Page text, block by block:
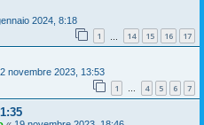
2024, 8:18
1 14 15 16 17
novembre 2023, 13:53
1 … 4 5 6 7